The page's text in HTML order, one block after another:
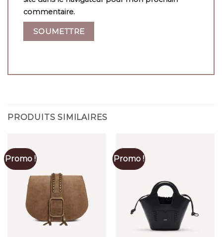
commentaire.
PRODUITS SIMILAIRES
Promo ! Promo !